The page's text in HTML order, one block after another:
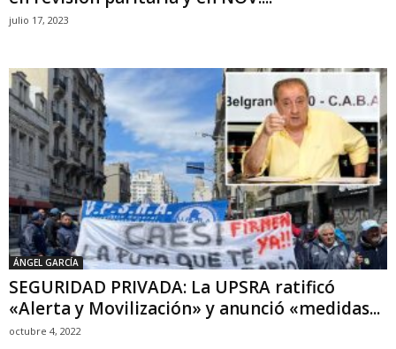
julio 17, 2023
ÁNGEL GARCÍA
SEGURIDAD PRIVADA: La UPSRA ratificó
«Alerta y Movilización» y anunció «medidas...
octubre 4, 2022